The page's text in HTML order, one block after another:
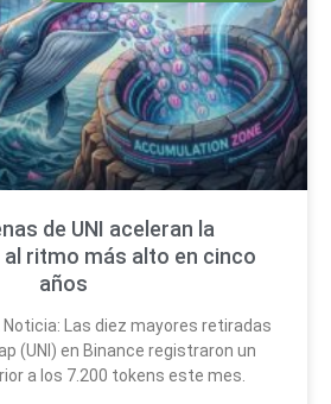
de UNI aceleran la
ritmo más alto en cinco
años
Noticia: Las diez mayores retiradas
(UNI) en Binance registraron un
a los 7.200 tokens este mes.